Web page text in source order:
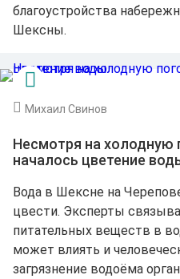
благоустройства
Шексны.
Михаил Свинов
Несмотря на холодную
началось цветение
Вода в Шексне на
цвести. Эксперты
питательных веществ в
может влиять и
загрязнение водоёма